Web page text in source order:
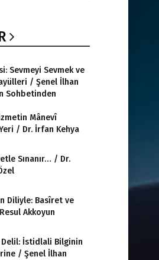
Sevmeyi Sevmek ve
/ Şenel İlhan
Sohbetinden
Mânevî
/ Dr. İrfan Kehya
Sınanır… / Dr.
Diliyle: Basîret ve
Akkoyun
Delil: İstidlali Bilginin
/ Şenel İlhan